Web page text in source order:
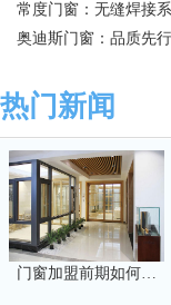
常度门窗：无缝焊接
奥迪斯门窗：品质先
热门新闻
门窗加盟前期如何…